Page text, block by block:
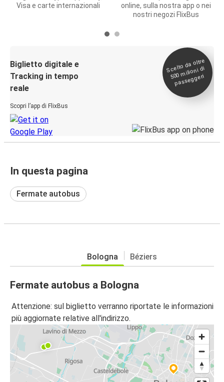
Visa e carte internazionali
online, sulla nostra app o nei
nostri negozi FlixBus
Biglietto digitale e
Tracking in tempo
reale
Scopri l’app di FlixBus
Scelto da oltre
500
milioni di
passeggeri
In questa pagina
Fermate autobus
Bologna Béziers
Fermate autobus a Bologna
Attenzione: sul biglietto verranno riportate le informazioni
più aggiornate relative all'indirizzo.